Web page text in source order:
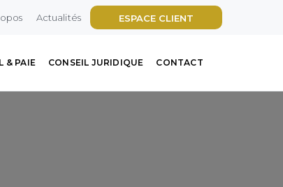
ESPACE CLIENT
Actualités
& PAIE CONSEIL JURIDIQUE CONTACT